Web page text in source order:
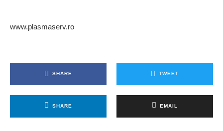
www.plasmaserv.ro
SHARE TWEET
SHARE EMAIL